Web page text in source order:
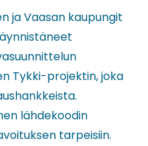
ja Vaasan kaupungit
Tykki-projektin, joka
lähdekoodin
tarpeisiin.